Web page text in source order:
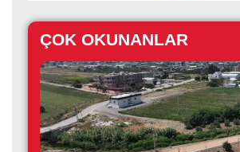
ÇOK OKUNANLAR